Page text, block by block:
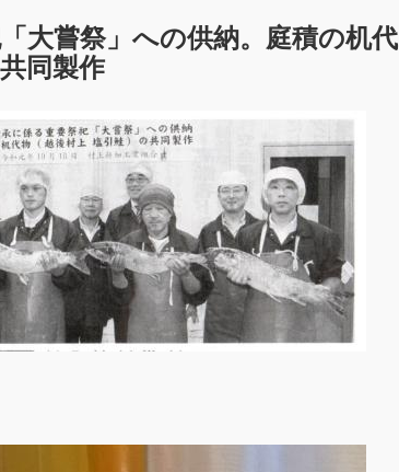
大嘗祭」への供納。庭積の机代
同製作